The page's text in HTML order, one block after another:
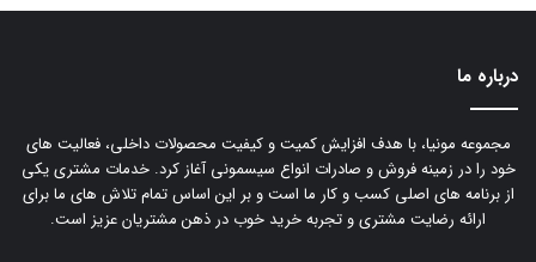
درباره ما
مجموعه مونیا، با هدف افزایش کمیت و کیفیت محصولات داخلی، فعالیت های
خود را در زمینه فروش و صادرات انواع سیسمونی آغاز کرد. خدمات مشتری یکی
از برنامه های اصلی کسب و کار ما است و بر این اساس تمام تلاش های ما برای
ارائه رضایت مشتری و تجربه خرید خوب در ذهن مشتریان عزیز است.